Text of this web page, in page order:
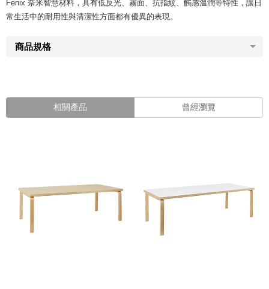
Fenix 奈米智慧材料，具有低反光、霧面、抗指紋、觸感溫潤等特性，讓日
常生活中的耐用性與清潔性方面都有優異的表現。
商品規格
相關產品 曾經瀏覽